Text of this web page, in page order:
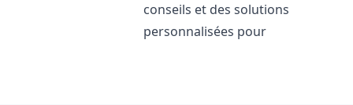
conseils et des solutions
personnalisées pour